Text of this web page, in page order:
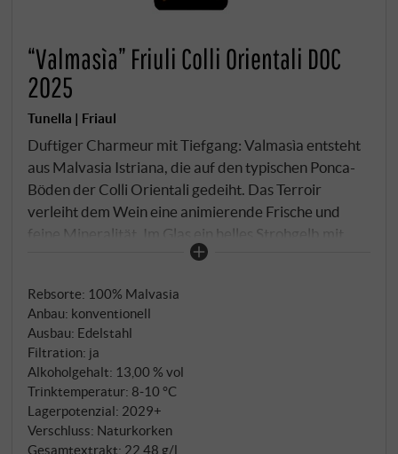
“Valmasìa” Friuli Colli Orientali DOC
2025
Tunella | Friaul
Duftiger Charmeur mit Tiefgang: Valmasìa entsteht
aus Malvasia Istriana, die auf den typischen Ponca-
Böden der Colli Orientali gedeiht. Das Terroir
verleiht dem Wein eine animierende Frische und
feine Mineralität. Im Glas ein helles Strohgelb mit
grünlichem Schimmer. In der Nase florale Noten von
von einem Hauch Kräutertee. Am Gaumen duftig
und lebendig, mit sanfter Textur, zarter Würze und
einem eleganten, trockenen Ausklang. Ein
vielseitiger, charaktervoller Weißwein mit
mediterraner Seele – ideal zu Antipasti, Fisch oder
Risotto mit Kräutern. SUPERIORE.DE
Rebsorte: 100% Malvasia
Anbau: konventionell
Ausbau: Edelstahl
Filtration: ja
Alkoholgehalt: 13,00 % vol
Trinktemperatur: 8‑10 °C
Lagerpotenzial: 2029+
Verschluss: Naturkorken
Gesamtextrakt: 22,48 g/l